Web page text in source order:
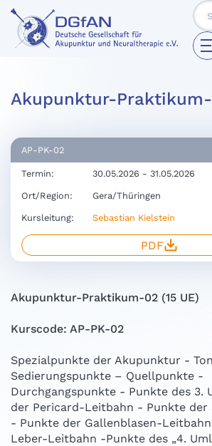
Akupunktur-
AP-PK-02
Termin: 30.05.2026 - 31.05.2026
Ort/Region: Gera/Thüringen
Kursleitung: Sebastian Kielstein
PDF
Akupunktur-Praktikum-02 (15 UE)
Kurscode: AP-PK-02
Spezialpunkte der Akupunktur -
Sedierungspunkte – Quellpunkte -
Durchgangspunkte - Punkte des 3.
der Pericard-Leitbahn - Punkte der
- Punkte der Gallenblasen-
Leber-Leitbahn -Punkte des „4.